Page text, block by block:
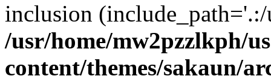
inclusion
/usr/home/mw2pzzlkph/
content/themes/sakaun/